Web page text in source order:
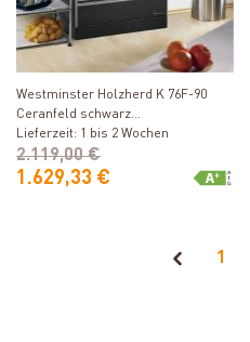
Produkt ansehen
Westminster Holzherd K 76F-90
Ceranfeld schwarz
Rauchrohranschluss links
Lieferzeit: 1 bis 2 Wochen
1.629,33 €
2.119,00 €
1